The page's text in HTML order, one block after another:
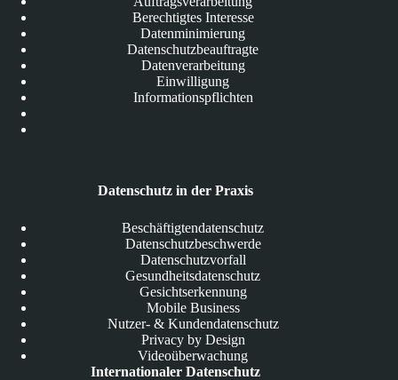
Berechtigtes Interesse
Datenminimierung
Datenschutzbeauftragte
Datenverarbeitung
Einwilligung
Informationspflichten
Datenschutz in der Praxis
Beschäftigtendatenschutz
Datenschutzbeschwerde
Datenschutzvorfall
Gesundheitsdatenschutz
Gesichtserkennung
Mobile Business
Nutzer- & Kundendatenschutz
Privacy by Design
Videoüberwachung
Internationaler Datenschutz